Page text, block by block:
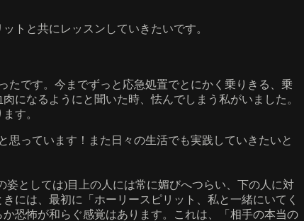
トと共にレッスンしていきたいです。
たです。今までずっと応急処置でとにかく乗りきる、乗
になるようにと聞いた時、怯んでしまう私がいました。
す。
っています！また日々の生活でも実践していきたいと
としては)目上の人には常に媚びへつらい、下の人に対
には、最初に「ホーリースピリット、私と一緒にいてく
恐怖が和らぐ感覚はあります。これは、「相手の本当の